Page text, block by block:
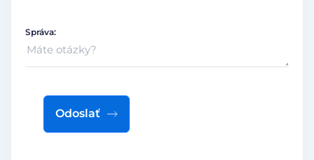
Správa:
Odoslať